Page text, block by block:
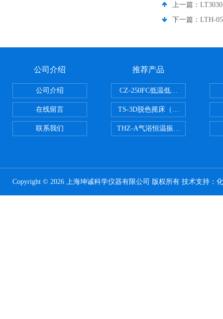
上一篇：
下一篇： LTH-
公司介绍
公司介绍
在线留言
联系我们
推荐产品
CZ-250FC低温低湿种子储藏柜
TS-3D脱色摇床（三维运动）
THZ-A气浴恒温振荡器
Copyright © 2026 上海坤诚科学仪器有限公司 版权所有 技术支持：